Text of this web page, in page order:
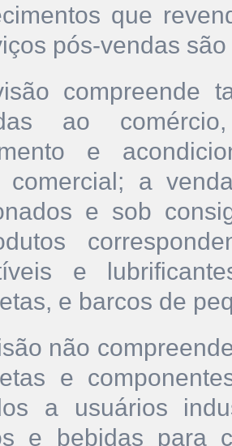
que
pós-vendas
compreende
ao
e
comercial; a
e sob
e
e barcos de
não
e
a usuários
e bebidas para